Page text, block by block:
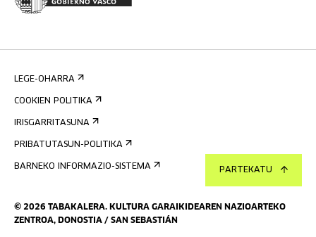
PARTEKATU
© 2026 TABAKALERA. KULTURA GARAIKIDEAREN NAZIOARTEKO
ZENTROA, DONOSTIA / SAN SEBASTIÁN
LEGE-OHARRA
COOKIEN POLITIKA
IRISGARRITASUNA
PRIBATUTASUN-POLITIKA
BARNEKO INFORMAZIO-SISTEMA